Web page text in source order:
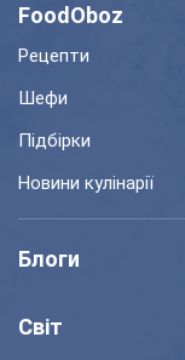
FoodOboz
Рецепти
Шефи
Підбірки
Новини кулінарії
Блоги
Світ